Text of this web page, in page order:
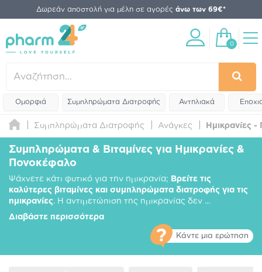
Δωρεάν αποστολή για μέλη σε αγορές άνω των 69€*
0
Ομορφιά Συμπληρώματα Διατροφής Αντηλιακά
Συμπληρώματα Διατροφής Ανάγκες Ημικρανίες
Συμπληρώματα & Βιταμίνες για Ημικρανίες &
Πονοκέφαλο
Ψάχνετε κάτι φυτικό για την ημικρανία; Βρείτε τις
καλύτερες βιταμίνες και συμπληρώματα διατροφής για τις
ημικρανίες. Η αντιμετώπιση της ημικρανίας δεν ...
Διαβάστε περισσότερα
Κάντε μια ερώτηση